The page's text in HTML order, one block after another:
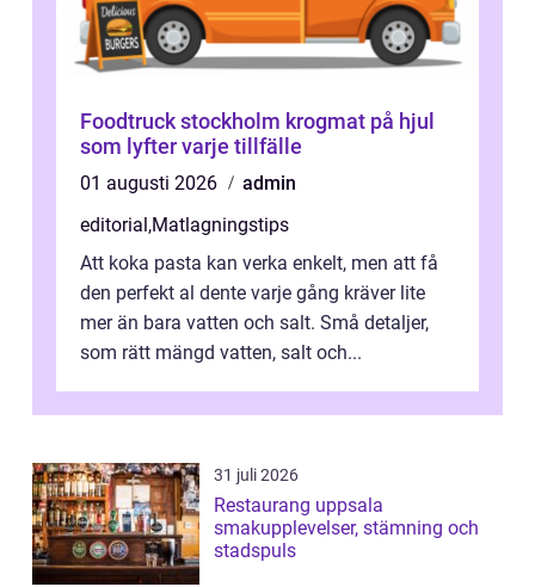
Foodtruck stockholm krogmat på hjul
som lyfter varje tillfälle
01 augusti 2026
admin
editorial,Matlagningstips
Att koka pasta kan verka enkelt, men att få
den perfekt al dente varje gång kräver lite
mer än bara vatten och salt. Små detaljer,
som rätt mängd vatten, salt och...
31 juli 2026
Restaurang uppsala
smakupplevelser, stämning och
stadspuls